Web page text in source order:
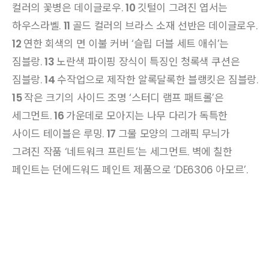
컬러의 꽃병은 데이글로우.10 깃털이 그려진 엽서는
하우스라벨. 11 골드 컬러의 브라스 소재 선반은 데이글로우.
12 연한 회색의 면 이불 커버 ‘슬립 더블 세트 애쉬’는
짐블랑.13노란색 파이핑 장식이 특징인 청록색 쿠션은
짐블랑.14수작업으로 제작한 알록달록한 블랭킷은 짐블랑.
15작은 크기의 사이드 조명 ‘스터디 램프 패트롤’은
세그먼트.16 가운데로 모아지는 나무 다리가 독특한
사이드 테이블은 루밍. 17 그물 모양의 그래픽 무늬가
그려진 작품 ‘네트워크 프린트’는 세그먼트. 벽에 칠한
페인트는 던에드워드 페인트 제품으로 ‘DE6306 아모르’.